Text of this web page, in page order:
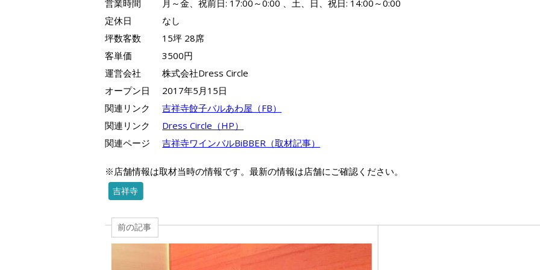
営業時間
月～金、祝前日: 17:00～0:00 、土、日、祝日: 14:00～0:00
定休日
なし
坪数客数
15坪 28席
客単価
3500円
運営会社
株式会社Dress Circle
オープン日
2017年5月15日
関連リンク
吉祥寺餃子バルあわ屋（FB）
関連リンク
Dress Circle（HP）
関連ページ
吉祥寺ワインバルBiBBER（取材記事）
※店舗情報は取材当時の情報です。最新の情報は店舗にご確認ください。
吉祥寺
前の記事